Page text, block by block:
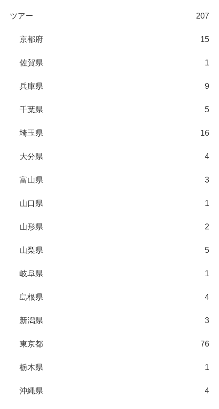
ツアー 207
京都府 15
佐賀県 1
兵庫県 9
千葉県 5
埼玉県 16
大分県 4
富山県 3
山口県 1
山形県 2
山梨県 5
岐阜県 1
島根県 4
新潟県 3
東京都 76
栃木県 1
沖縄県 4